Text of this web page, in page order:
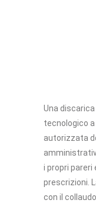
Una
tecnologico
autorizzata
i propri pareri
prescrizioni.
con il